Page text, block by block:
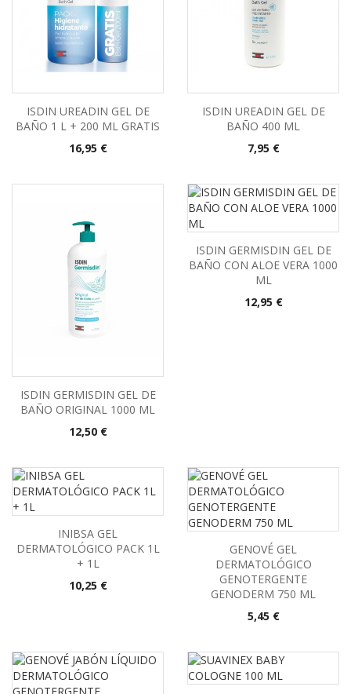
ISDIN UREADIN GEL DE
BAÑO 1 L + 200 ML GRATIS
Precio
16,95 €
ISDIN UREADIN GEL DE
BAÑO 400 ML
Precio
7,95 €
ISDIN GERMISDIN GEL DE
BAÑO ORIGINAL 1000 ML
Precio
12,50 €
ISDIN GERMISDIN GEL DE
BAÑO CON ALOE VERA 1000
ML
Precio
12,95 €
INIBSA GEL
DERMATOLÓGICO PACK 1L
+ 1L
Precio
10,25 €
GENOVÉ GEL
DERMATOLÓGICO
GENOTERGENTE
GENODERM 750 ML
Precio
5,45 €